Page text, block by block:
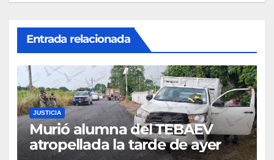
Entrada relacionada
JUSTICIA
Murió alumna del TEBAEV
atropellada la tarde de ayer